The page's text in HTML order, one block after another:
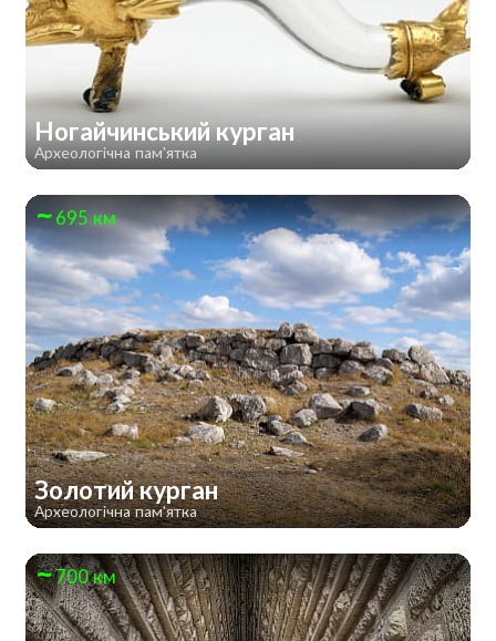
Ногайчинський курган
Археологічна пам'ятка
695 км
Золотий курган
Археологічна пам'ятка
700 км